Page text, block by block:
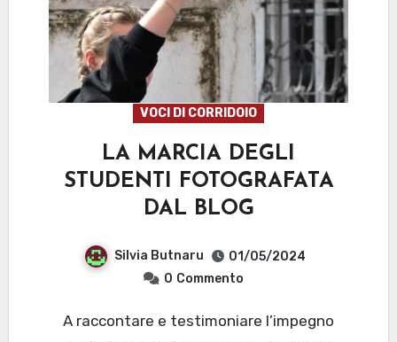
VOCI DI CORRIDOIO
LA MARCIA DEGLI
STUDENTI FOTOGRAFATA
DAL BLOG
Silvia Butnaru
01/05/2024
0 Commento
A raccontare e testimoniare l’impegno